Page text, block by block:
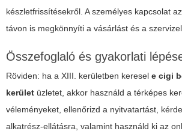
készletfrissítésekről. A személyes kapcsolat
távon is megkönnyíti a vásárlást és a
Összefoglaló és gyakorlati
Röviden: ha a XIII. kerületben keresel e cigi
kerület üzletet, akkor használd a térképes
véleményeket, ellenőrizd a nyitvatartást,
alkatrész-ellátásra, valamint használd ki az